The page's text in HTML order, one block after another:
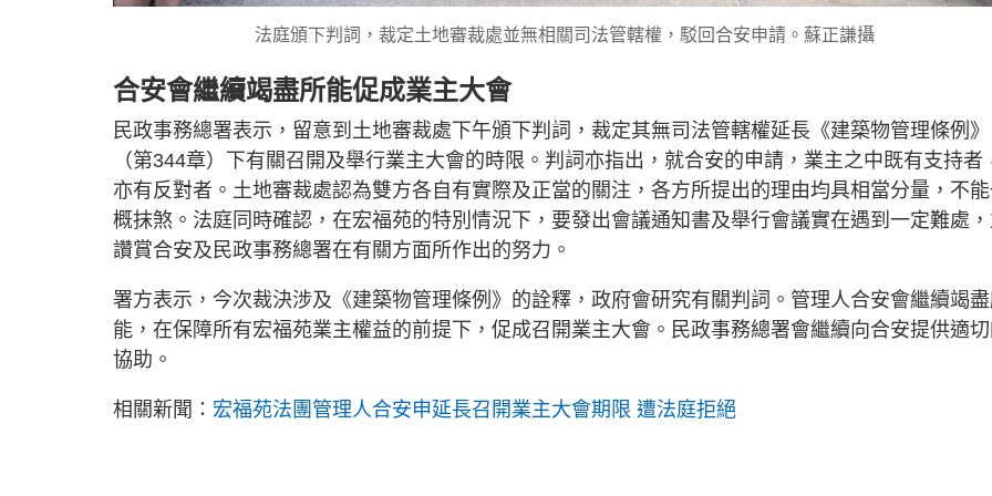
法庭頒下判詞，裁定土地審裁處並無相關司法管轄權，駁回合安申請。蘇正謙攝
合安會繼續竭盡所能促成業主大會
民政事務總署表示，留意到土地審裁處下午頒下判詞，裁定其無司法管轄權延長《建築物管理條例》
（第344章）下有關召開及舉行業主大會的時限。判詞亦指出，就合安的申請，業主之中既有支持者
亦有反對者。土地審裁處認為雙方各自有實際及正當的關注，各方所提出的理由均具相當分量，不
概抹煞。法庭同時確認，在宏福苑的特別情況下，要發出會議通知書及舉行會議實在遇到一定難處
讚賞合安及民政事務總署在有關方面所作出的努力。
署方表示，今次裁決涉及《建築物管理條例》的詮釋，政府會研究有關判詞。管理人合安會繼續竭
能，在保障所有宏福苑業主權益的前提下，促成召開業主大會。民政事務總署會繼續向合安提供適
協助。
相關新聞： 宏福苑法團管理人合安申延長召開業主大會期限 遭法庭拒絕